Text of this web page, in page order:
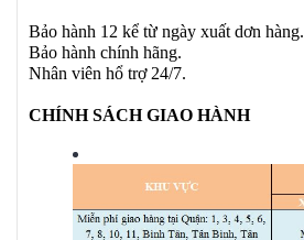
Bảo hành 12 kể từ ngày xuất dơn hàng.
Bảo hành chính hãng.
Nhân viên hổ trợ 24/7.
CHÍNH SÁCH GIAO HÀNH